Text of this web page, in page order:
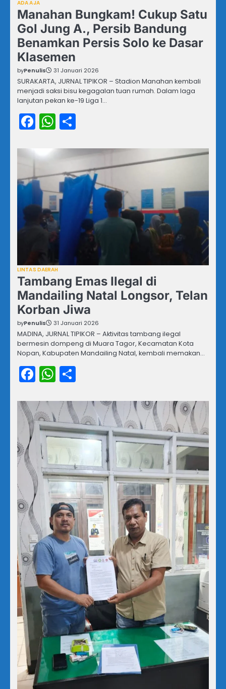
ADA AJA
Manahan Bungkam! Cukup Satu
Gol Jung A., Persib Bandung
Benamkan Persis Solo ke Dasar
Klasemen
byPenulis 31 Januari 2026
SURAKARTA, JURNAL TIPIKOR – Stadion Manahan kembali
menjadi saksi bisu kegagalan tuan rumah. Dalam laga
lanjutan pekan ke-19 Liga 1…
Facebook
WhatsApp
LINTAS DAERAH
Tambang Emas Ilegal di
Mandailing Natal Longsor, Telan
Korban Jiwa
byPenulis 31 Januari 2026
MADINA, JURNAL TIPIKOR – Aktivitas tambang ilegal
bermesin dompeng di Muara Tagor, Kecamatan Kota
Nopan, Kabupaten Mandailing Natal, kembali memakan…
Facebook
WhatsApp